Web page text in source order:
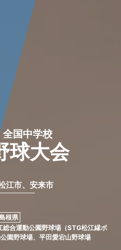
国中学校
球大会
江市、安来市
根県
合運動公園野球場（STG松江縁ボ
園野球場、平田愛宕山野球場